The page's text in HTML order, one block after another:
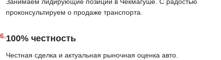
проконсультируем о продаже транспорта.
6.100% честность
Честная сделка и актуальная рыночная оценка авто.